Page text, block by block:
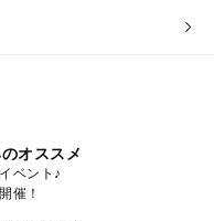
オススメ
ベント♪
催！